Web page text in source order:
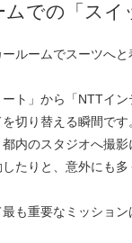
での「スイ
ルームでスーツへと
ト」から「NTTイン
切り替える瞬間です
内のスタジオへ撮影
たりと、意外にも
も重要なミッショ